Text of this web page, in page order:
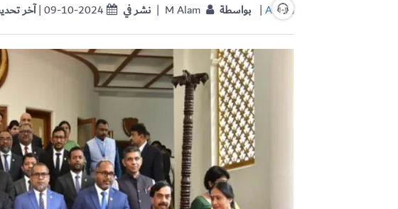
آخر| 09-10-2024 نشر في | M Alam بواسطة |ANI